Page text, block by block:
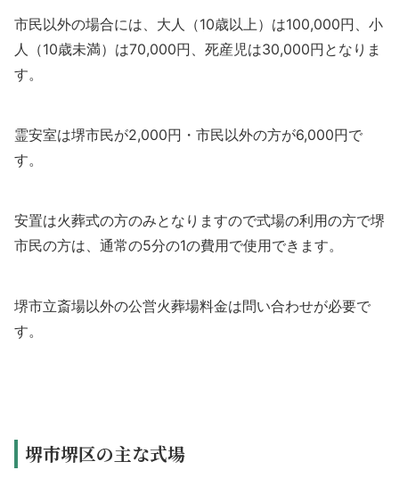
市民以外の場合には、大人（10歳以上）は100,000円、小
人（10歳未満）は70,000円、死産児は30,000円となりま
す。
霊安室は堺市民が2,000円・市民以外の方が6,000円で
す。
安置は火葬式の方のみとなりますので式場の利用の方で堺
市民の方は、通常の5分の1の費用で使用できます。
堺市立斎場以外の公営火葬場料金は問い合わせが必要で
す。
堺市堺区の主な式場